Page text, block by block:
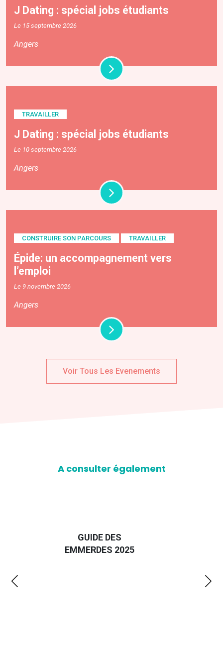
J Dating : spécial jobs étudiants
Le 15 septembre 2026
Angers
TRAVAILLER
J Dating : spécial jobs étudiants
Le 10 septembre 2026
Angers
CONSTRUIRE SON PARCOURS TRAVAILLER
Épide: un accompagnement vers
l’emploi
Le 9 novembre 2026
Angers
Voir Tous Les Evenements
A consulter également
GUIDE DES
EMMERDES 2025